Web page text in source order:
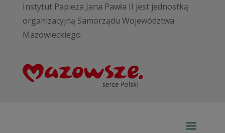
Instytut Papieża Jana Pawła II jest jednostką
organizacyjną Samorządu Województwa
Mazowieckiego